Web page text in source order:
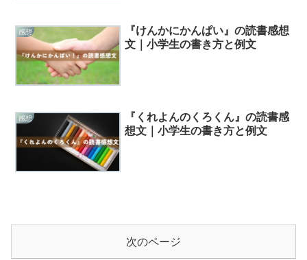
感想
『けんかにかんぱい』の読書感想
文｜小学生の書き方と例文
感想
『くれよんのくろくん』の読書感
想文｜小学生の書き方と例文
次のページ